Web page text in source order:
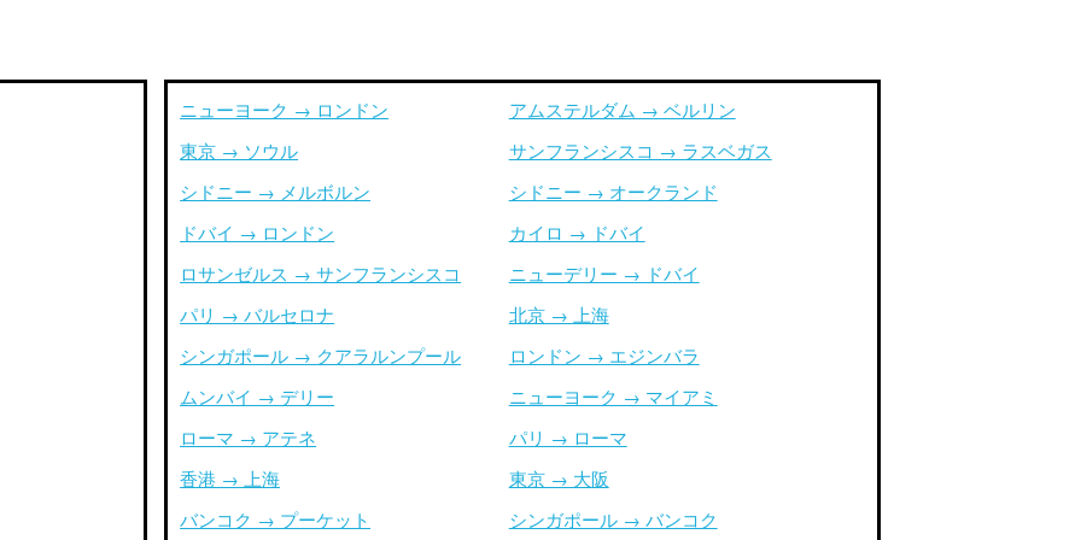
ニューヨーク → ロンドン
東京 → ソウル
シドニー → メルボルン
ドバイ → ロンドン
ロサンゼルス → サンフランシスコ
パリ → バルセロナ
シンガポール → クアラルンプール
ムンバイ → デリー
ローマ → アテネ
香港 → 上海
バンコク → プーケット
アムステルダム → ベルリン
サンフランシスコ → ラスベガス
シドニー → オークランド
カイロ → ドバイ
ニューデリー → ドバイ
北京 → 上海
ロンドン → エジンバラ
ニューヨーク → マイアミ
パリ → ローマ
東京 → 大阪
シンガポール → バンコク